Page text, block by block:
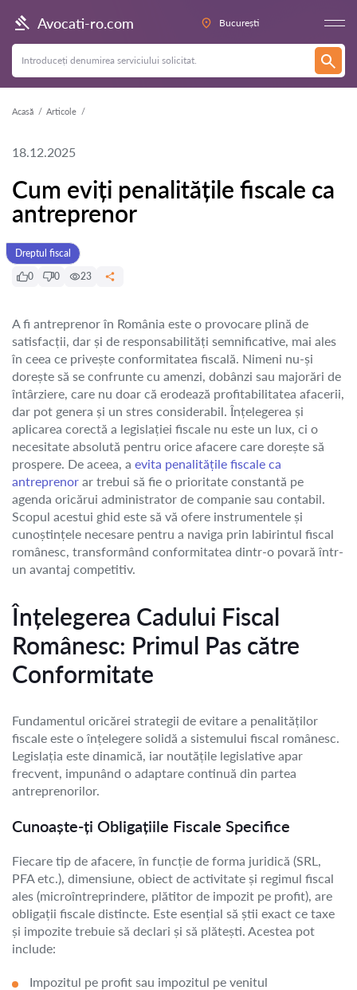
Avocati-ro.com București
Acasă Articole
18.12.2025
Cum eviți penalitățile fiscale ca
antreprenor
Dreptul fiscal
0
0 23
A fi antreprenor în România este o provocare plină de
satisfacții, dar și de responsabilități semnificative, mai ales
în ceea ce privește conformitatea fiscală. Nimeni nu-și
dorește să se confrunte cu amenzi, dobânzi sau majorări de
întârziere, care nu doar că erodează profitabilitatea afacerii,
dar pot genera și un stres considerabil. Înțelegerea și
aplicarea corectă a legislației fiscale nu este un lux, ci o
necesitate absolută pentru orice afacere care dorește să
prospere. De aceea, a evita penalitățile fiscale ca
antreprenor ar trebui să fie o prioritate constantă pe
agenda oricărui administrator de companie sau contabil.
Scopul acestui ghid este să vă ofere instrumentele și
cunoștințele necesare pentru a naviga prin labirintul fiscal
românesc, transformând conformitatea dintr-o povară într-
un avantaj competitiv.
Înțelegerea Cadului Fiscal
Românesc: Primul Pas către
Conformitate
Fundamentul oricărei strategii de evitare a penalităților
fiscale este o înțelegere solidă a sistemului fiscal românesc.
Legislația este dinamică, iar noutățile legislative apar
frecvent, impunând o adaptare continuă din partea
antreprenorilor.
Cunoaște-ți Obligațiile Fiscale Specifice
Fiecare tip de afacere, în funcție de forma juridică (SRL,
PFA etc.), dimensiune, obiect de activitate și regimul fiscal
ales (microîntreprindere, plătitor de impozit pe profit), are
obligații fiscale distincte. Este esențial să știi exact ce taxe
și impozite trebuie să declari și să plătești. Acestea pot
include:
Impozitul pe profit sau impozitul pe venitul